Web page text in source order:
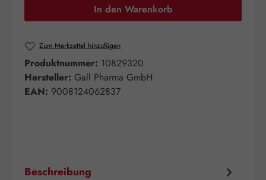
In den Warenkorb
Zum Merkzettel hinzufügen
Produktnummer: 10829320
Hersteller: Gall Pharma GmbH
EAN: 9008124062837
Beschreibung